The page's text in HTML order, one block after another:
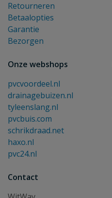
Retourneren
Betaalopties
Garantie
Bezorgen
Onze webshops
pvcvoordeel.nl
drainagebuizen.nl
tyleenslang.nl
pvcbuis.com
schrikdraad.net
haxo.nl
pvc24.nl
Contact